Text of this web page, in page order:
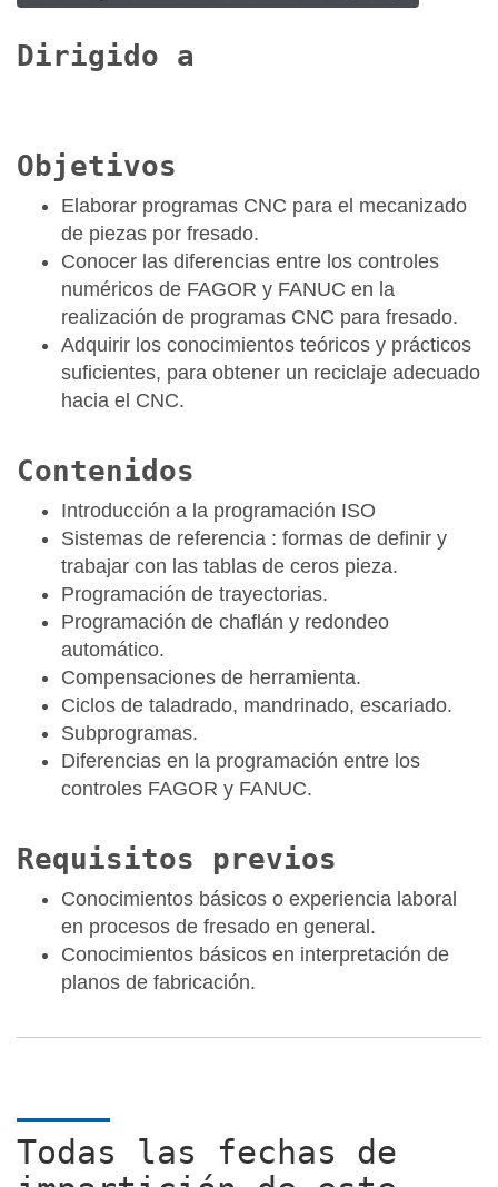
Dirigido a
Objetivos
Elaborar programas CNC para el mecanizado
de piezas por fresado.
Conocer las diferencias entre los controles
numéricos de FAGOR y FANUC en la
realización de programas CNC para fresado.
Adquirir los conocimientos teóricos y prácticos
suficientes, para obtener un reciclaje adecuado
hacia el CNC.
Contenidos
Introducción a la programación ISO
Sistemas de referencia : formas de definir y
trabajar con las tablas de ceros pieza.
Programación de trayectorias.
Programación de chaflán y redondeo
automático.
Compensaciones de herramienta.
Ciclos de taladrado, mandrinado, escariado.
Subprogramas.
Diferencias en la programación entre los
controles FAGOR y FANUC.
Requisitos previos
Conocimientos básicos o experiencia laboral
en procesos de fresado en general.
Conocimientos básicos en interpretación de
planos de fabricación.
Todas las fechas de